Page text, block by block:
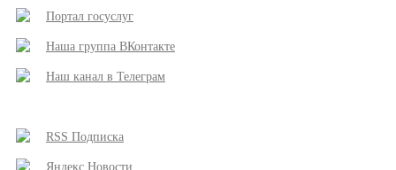
Портал госуслуг
Наша группа ВКонтакте
Наш канал в Телеграм
RSS Подписка
Яндекс Новости